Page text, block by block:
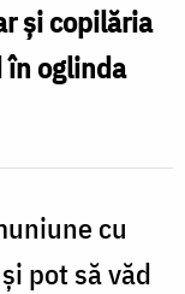
și copilăria
în oglinda
cu
pot să văd